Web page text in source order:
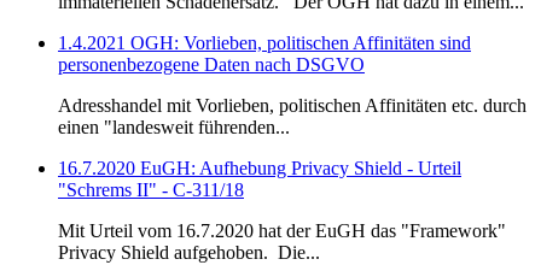
1.4.2021 OGH: Vorlieben, politischen Affinitäten sind
personenbezogene Daten nach DSGVO
Adresshandel mit Vorlieben, politischen Affinitäten etc. durch
einen "landesweit führenden...
16.7.2020 EuGH: Aufhebung Privacy Shield - Urteil
"Schrems II" - C‑311/18
Mit Urteil vom 16.7.2020 hat der EuGH das "Framework"
Privacy Shield aufgehoben. Die...